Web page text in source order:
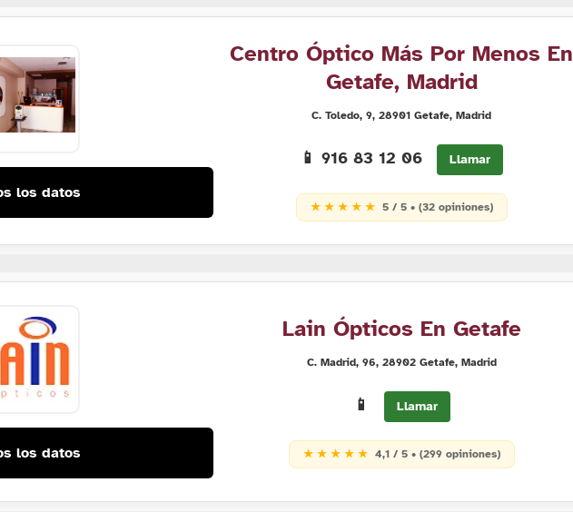
los datos
Centro Óptico Más Por Menos En
Getafe, Madrid
C. Toledo, 9, 28901 Getafe, Madrid
📱 916 83 12 06 Llamar
★ ★ ★ ★ ★ 5 / 5 • (32 opiniones)
los datos
Lain Ópticos En Getafe
C. Madrid, 96, 28902 Getafe, Madrid
📱 Llamar
★ ★ ★ ★ ★ 4,1 / 5 • (299 opiniones)